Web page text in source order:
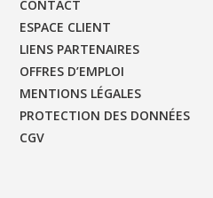
CONTACT
ESPACE CLIENT
LIENS PARTENAIRES
OFFRES D’EMPLOI
MENTIONS LÉGALES
PROTECTION DES DONNÉES
CGV